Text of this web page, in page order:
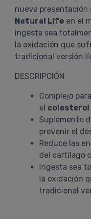
nueva
Natural Life en el
ingesta sea
la oxidación que
tradicional versión
DESCRIPCIÓN
Complejo
el colesterol
Suplemento
prevenir el
Reduce las
del cartílago
Ingesta sea
la oxidación
tradicional